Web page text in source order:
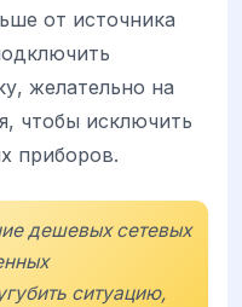
от источника
желательно на
чтобы исключить
приборов.
дешевых сетевых
ситуацию,